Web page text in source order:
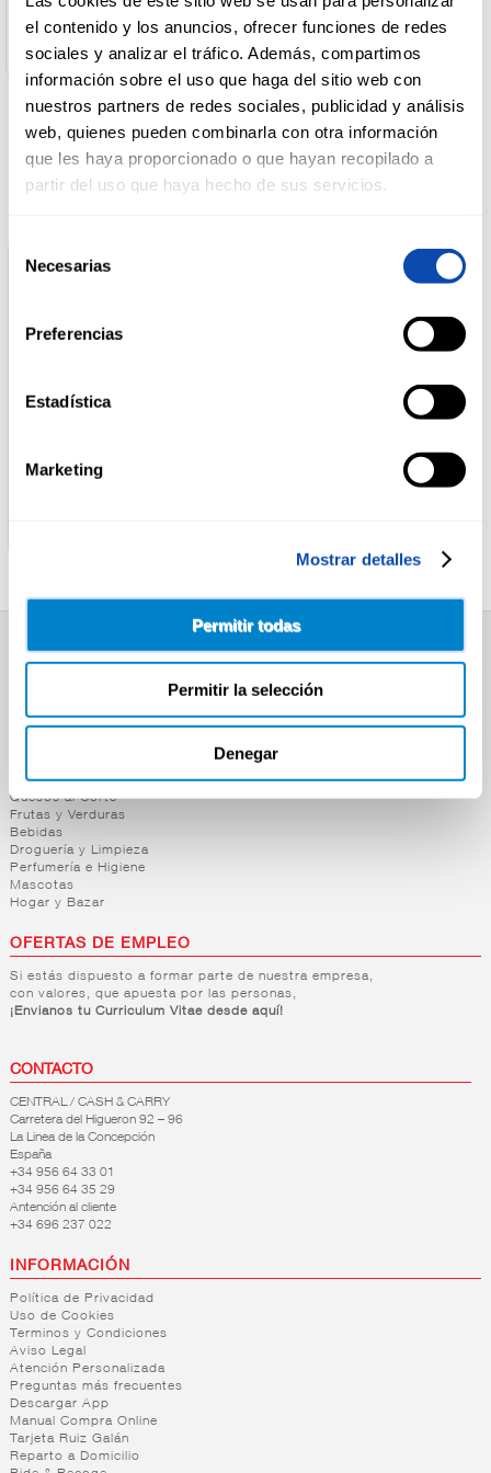
el contenido y los anuncios, ofrecer funciones de redes
sociales y analizar el tráfico. Además, compartimos
información sobre el uso que haga del sitio web con
nuestros partners de redes sociales, publicidad y análisis
web, quienes pueden combinarla con otra información
que les haya proporcionado o que hayan recopilado a
partir del uso que haya hecho de sus servicios.
Necesarias
Preferencias
Estadística
Marketing
Mostrar detalles
Permitir todas
Permitir la selección
Denegar
DROGUERÍA
PERFUMERÍA
MASCOTAS
Cantidad Neta:
Productos relacionados
SUPERMERCADO
Lácteos
Charcutería
Quesos al Corte
Frutas y Verduras
Bebidas
Droguería y Limpieza
Perfumería e Higiene
Mascotas
Hogar y Bazar
OFERTAS DE EMPLEO
Si estás dispuesto a formar parte de nuestra empresa,
con valores, que apuesta por las personas,
¡Envianos tu Curriculum Vitae desde aquí!
CONTACTO
CENTRAL / CASH & CARRY
Carretera del Higueron 92 – 96
La Linea de la Concepción
España
+34 956 64 33 01
+34 956 64 35 29
Antención al cliente
+34 696 237 022
INFORMACIÓN
Política de Privacidad
Uso de Cookies
Terminos y Condiciones
Aviso Legal
Atención Personalizada
Preguntas más frecuentes
Descargar App
Manual Compra Online
Tarjeta Ruiz Galán
Reparto a Domicilio